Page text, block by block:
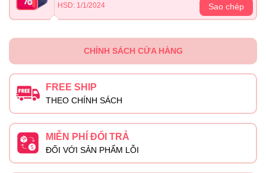
HSD: 1/1/2024
Sao chép
CHÍNH SÁCH CỬA HÀNG
FREE SHIP
THEO CHÍNH SÁCH
MIỄN PHÍ ĐỔI TRẢ
ĐỐI VỚI SẢN PHẨM LỖI